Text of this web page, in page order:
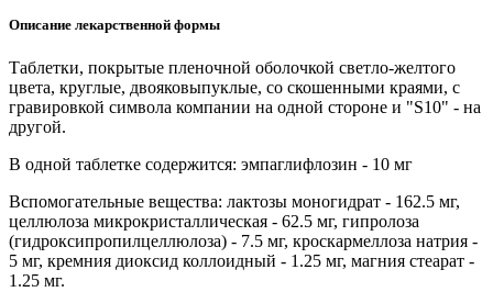
Описание лекарственной формы
Таблетки, покрытые пленочной оболочкой светло-желтого
цвета, круглые, двояковыпуклые, со скошенными краями, с
гравировкой символа компании на одной стороне и "S10" - на
другой.
В одной таблетке содержится: эмпаглифлозин - 10 мг
Вспомогательные вещества: лактозы моногидрат - 162.5 мг,
целлюлоза микрокристаллическая - 62.5 мг, гипролоза
(гидроксипропилцеллюлоза) - 7.5 мг, кроскармеллоза натрия -
5 мг, кремния диоксид коллоидный - 1.25 мг, магния стеарат -
1.25 мг.